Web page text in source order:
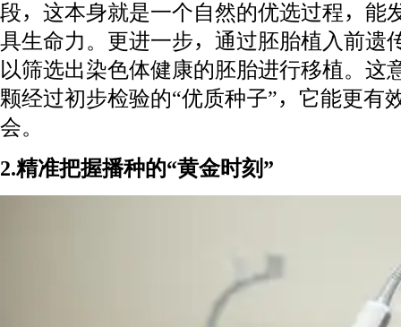
段，这本身就是一个自然的优选过程，能
具生命力。更进一步，通过胚胎植入前遗
以筛选出染色体健康的胚胎进行移植。这
颗经过初步检验的“优质种子”，它能更有
会。
2.精准把握播种的“黄金时刻”